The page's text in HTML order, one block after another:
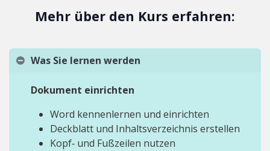
Mehr über den Kurs erfahren:
Was Sie lernen werden
Dokument einrichten
Word kennenlernen und einrichten
Deckblatt und Inhaltsverzeichnis erstellen
Kopf‑ und Fußzeilen nutzen